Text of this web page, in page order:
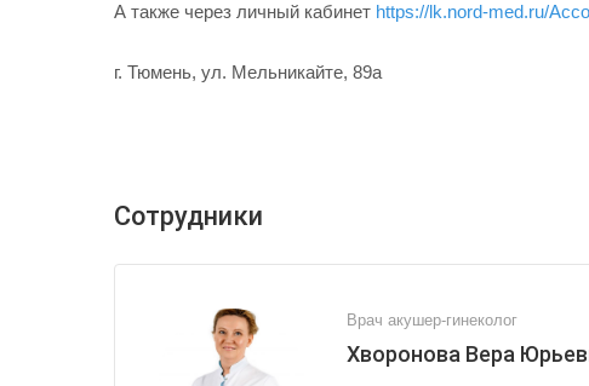
А также через личный кабинет https://lk.nord-med.ru/
г. Тюмень, ул. Мельникайте, 89а
Сотрудники
Врач акушер-гинеколог
Хворонова Вера